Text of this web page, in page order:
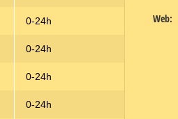
0-24h
0-24h
0-24h
0-24h
Web: